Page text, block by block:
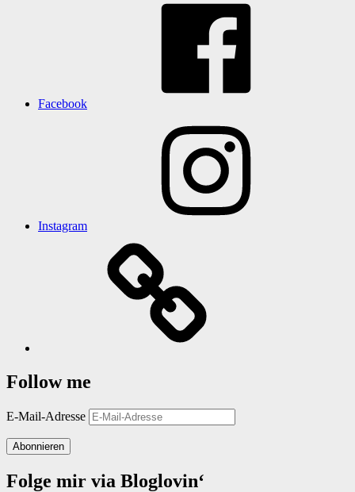
Facebook
Instagram
Follow me
E-Mail-Adresse
Abonnieren
Folge mir via Bloglovin‘